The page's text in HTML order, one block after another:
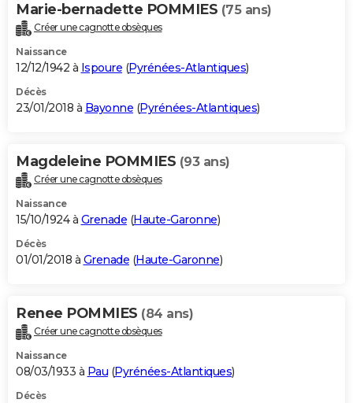
Marie-bernadette POMMIES (75 ans)
Créer une cagnotte obsèques
Naissance
12/12/1942 à Ispoure (Pyrénées-Atlantiques)
Décès
23/01/2018 à Bayonne (Pyrénées-Atlantiques)
Magdeleine POMMIES (93 ans)
Créer une cagnotte obsèques
Naissance
15/10/1924 à Grenade (Haute-Garonne)
Décès
01/01/2018 à Grenade (Haute-Garonne)
Renee POMMIES (84 ans)
Créer une cagnotte obsèques
Naissance
08/03/1933 à Pau (Pyrénées-Atlantiques)
Décès